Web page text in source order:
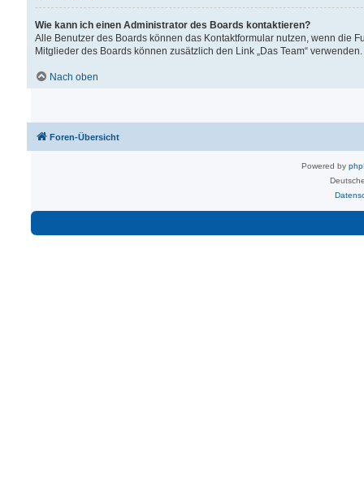
Wie kann ich einen Administrator des Boards kontaktieren?
Alle Benutzer des Boards können das Kontaktformular nutzen, wenn die
Mitglieder des Boards können zusätzlich den Link „Das Team“ verwenden.
Nach oben
Foren-Übersicht
Powered by